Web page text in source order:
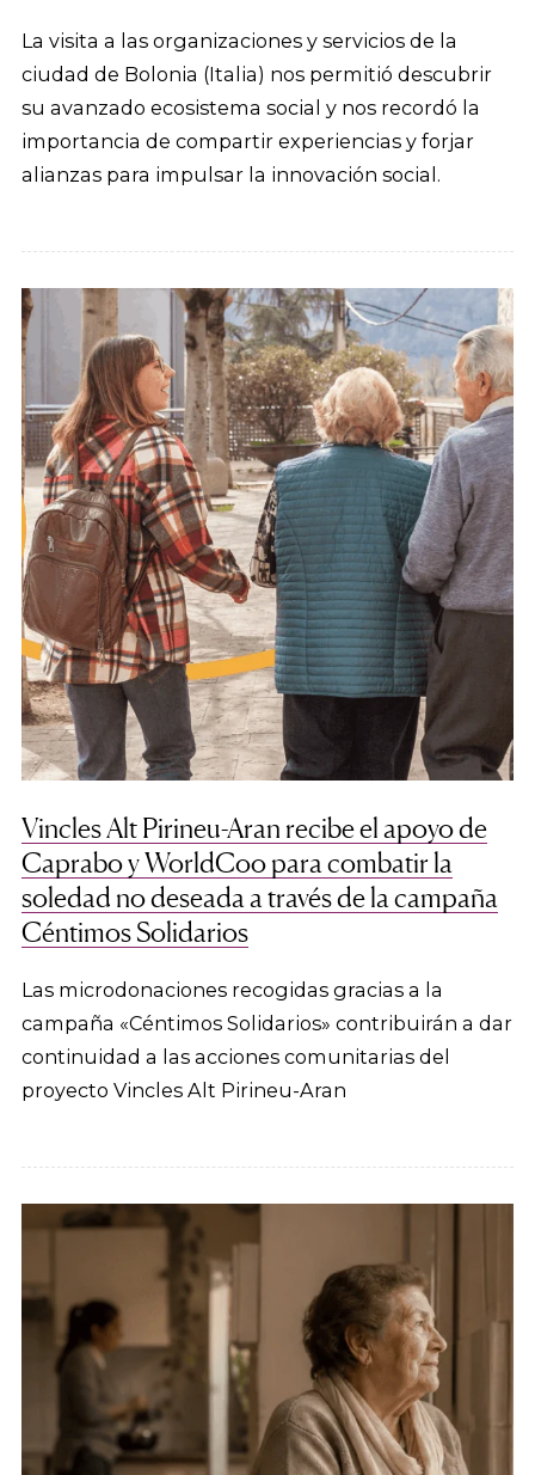
La visita a las organizaciones y servicios de la
ciudad de Bolonia (Italia) nos permitió descubrir
su avanzado ecosistema social y nos recordó la
importancia de compartir experiencias y forjar
alianzas para impulsar la innovación social.
Vincles Alt Pirineu-Aran recibe el apoyo de
Caprabo y WorldCoo para combatir la
soledad no deseada a través de la campaña
Céntimos Solidarios
Las microdonaciones recogidas gracias a la
campaña «Céntimos Solidarios» contribuirán a dar
continuidad a las acciones comunitarias del
proyecto Vincles Alt Pirineu-Aran